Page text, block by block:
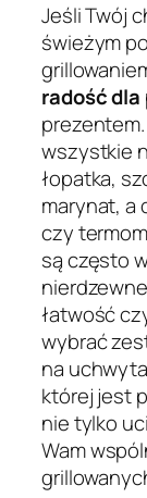
Jeśli Twój
świeżym
radość dla
wszystkie
łopatka,
marynat, a
czy
są często
łatwość
wybrać
na
której jest
nie tylko
Wam